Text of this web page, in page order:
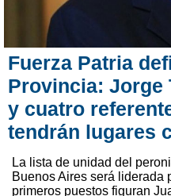
Fuerza Patria
Provincia: Jorge
y cuatro
tendrán lugares
La lista de unidad del
Buenos Aires será liderada
primeros puestos figuran